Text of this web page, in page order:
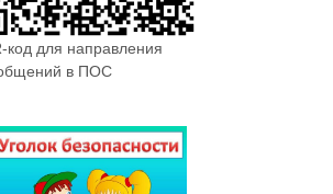
код для направления
в ПОС